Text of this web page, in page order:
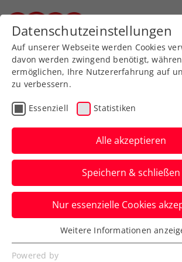
Zurück zur Newsübersicht
WTA
ITF wählt Lilli
die „Class of 2025“
Die ITF zeichnet damit Talente
große Erfolge prognostiziert
Verfasst von: Redaktion, 10.12.2025
Datenschutzeinstellungen
Auf unserer Webseite werden Cookies
davon werden zwingend benötigt,
ermöglichen, Ihre Nutzererfahrung auf
zu verbessern.
Essenziell Statistiken
Alle akzeptieren
Speichern & schließen
Nur essenzielle Cookies
Essenziell
Essenzielle Cookies werden für
Weitere Informationen
Powered by